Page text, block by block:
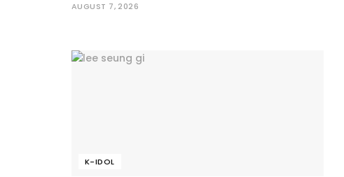
AUGUST 7, 2026
K-IDOL